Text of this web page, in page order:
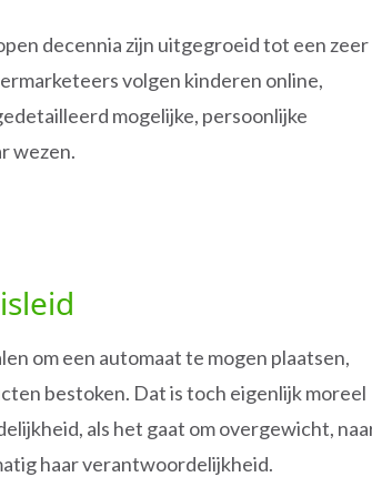
decennia zijn uitgegroeid tot een zeer
volgen kinderen online,
mogelijke, persoonlijke
wezen.
om een automaat te mogen plaatsen,
bestoken. Dat is toch eigenlijk moreel
als het gaat om overgewicht,
haar verantwoordelijkheid.